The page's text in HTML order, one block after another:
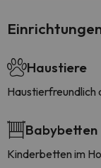
Haustiere
Haustierfreundlich
Babybetten
Kinderbetten im